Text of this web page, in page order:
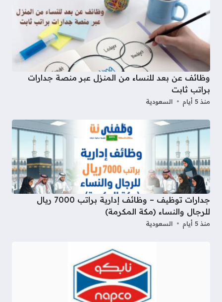
وظائف عن بعد للنساء من المنزل عبر منصة جدارات
براتب ثابت
منذ 5 أيام السعودية
جدارات توظيف – وظائف إدارية براتب 7000 ريال
للرجال والنساء (مكة المكرمة)
منذ 5 أيام السعودية